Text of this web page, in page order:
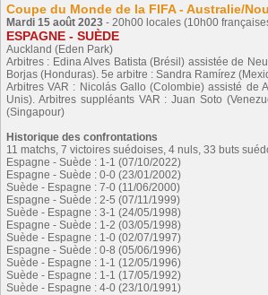
Coupe du Monde de la FIFA - Australie/
Mardi 15 août 2023 - 20h00 locales (10h00
ESPAGNE - SUÈDE
Auckland (Eden Park)
Arbitres : Edina Alves Batista (Brésil) assistée de
Borjas (Honduras). 5e arbitre : Sandra Ramírez
Arbitres VAR : Nicolás Gallo (Colombie) assisté de
Unis). Arbitres suppléants VAR : Juan Soto
(Singapour)
Historique des confrontations
11 matchs, 7 victoires suédoises, 4 nuls, 33 buts
Espagne - Suède : 1-1 (07/10/2022)
Espagne - Suède : 0-0 (23/01/2002)
Suède - Espagne : 7-0 (11/06/2000)
Espagne - Suède : 2-5 (07/11/1999)
Suède - Espagne : 3-1 (24/05/1998)
Espagne - Suède : 1-2 (03/05/1998)
Suède - Espagne : 1-0 (02/07/1997)
Espagne - Suède : 0-8 (05/06/1996)
Suède - Espagne : 1-1 (12/05/1996)
Suède - Espagne : 1-1 (17/05/1992)
Suède - Espagne : 4-0 (23/10/1991)